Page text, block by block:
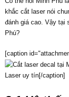
khắc cắt laser nói
đánh giá cao. Vậy tại
Phú?
[caption
Laser uy tín[/caption]